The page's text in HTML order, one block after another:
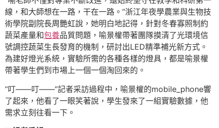
線，和大師想在一路，干在一路。”浙江年夜學農業與生物技
術學院副院長周艷虹說，她明白地記得，針對冬春寡照制約
蔬菜產量和包養品質問題，喻景權帶著團隊摸清了光環境信
號調控蔬菜生長發育的機制，研討出LED精準補光新方式。
為建好燈光系統，實驗所需的各種各樣的燈具，都是喻景權
帶著學生們到市場上一個一個淘回來的。
“叮——叮——”記者采訪過程中，喻景權的mobile_phone響
了起來，他看了一眼笑著說，學生發來了一組實驗數據，他
需求立刻往看一下。